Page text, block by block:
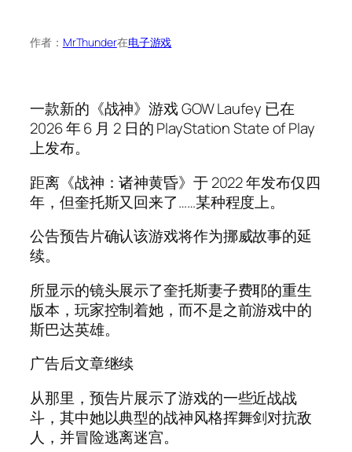
作者： MrThunder在电子游戏
一款新的《战神》游戏 GOW Laufey 已在
2026 年 6 月 2 日的 PlayStation State of Play
上发布。
距离《战神：诸神黄昏》于 2022 年发布仅四
年，但奎托斯又回来了……某种程度上。
公告预告片确认该游戏将作为挪威故事的延
续。
所显示的镜头展示了奎托斯妻子费耶的重生
版本，玩家控制着她，而不是之前游戏中的
斯巴达英雄。
广告后文章继续
从那里，预告片展示了游戏的一些近战战
斗，其中她以典型的战神风格挥舞剑对抗敌
人，并冒险逃离迷宫。